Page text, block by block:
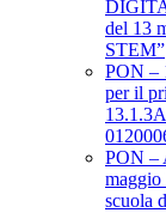
del 13
STEM”
PON –
per il
PON –
scuola